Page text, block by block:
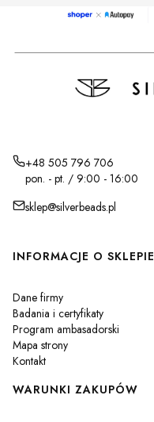
+48 505 796 706
pon. - pt. / 9:00 - 16:00
sklep@silverbeads.pl
Linki w stopce
INFORMACJE O SKLEPIE
Dane firmy
Badania i certyfikaty
Program ambasadorski
Mapa strony
Kontakt
WARUNKI ZAKUPÓW